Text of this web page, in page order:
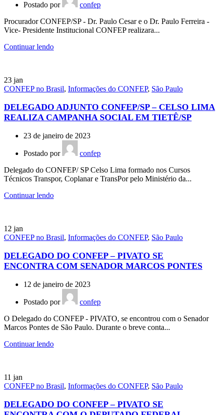
Postado por
confep
Procurador CONFEP/SP - Dr. Paulo Cesar e o Dr. Paulo Ferreira -
Vice- Presidente Institucional CONFEP realizara...
Continuar lendo
23 jan
CONFEP no Brasil, Informações do CONFEP, São Paulo
DELEGADO ADJUNTO CONFEP/SP – CELSO LIMA
REALIZA CAMPANHA SOCIAL EM TIETÊ/SP
23 de janeiro de 2023
Postado por
confep
Delegado do CONFEP/ SP Celso Lima formado nos Cursos
Técnicos Transpor, Coplanar e TransPor pelo Ministério da...
Continuar lendo
12 jan
CONFEP no Brasil, Informações do CONFEP, São Paulo
DELEGADO DO CONFEP – PIVATO SE
ENCONTRA COM SENADOR MARCOS PONTES
12 de janeiro de 2023
Postado por
confep
O Delegado do CONFEP - PIVATO, se encontrou com o Senador
Marcos Pontes de São Paulo. Durante o breve conta...
Continuar lendo
11 jan
CONFEP no Brasil, Informações do CONFEP, São Paulo
DELEGADO DO CONFEP – PIVATO SE